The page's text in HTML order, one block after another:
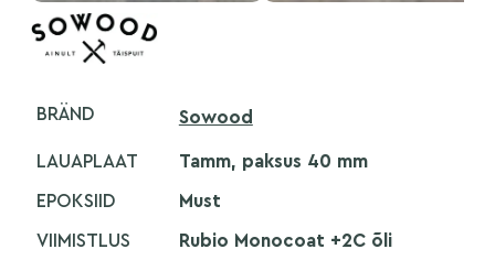
BRÄND Sowood
LAUAPLAAT Tamm, paksus 40 mm
EPOKSIID Must
VIIMISTLUS Rubio Monocoat +2C õli